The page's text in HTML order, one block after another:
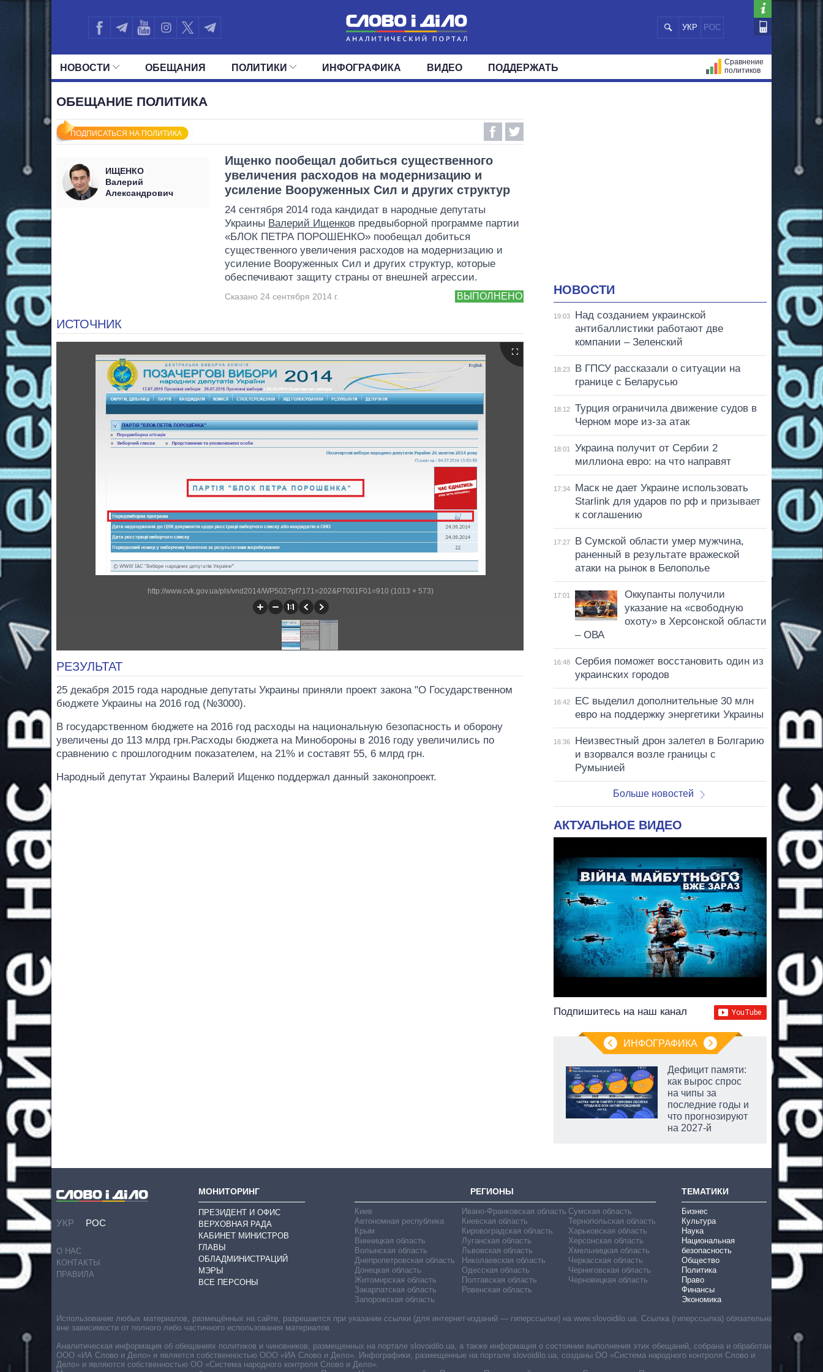
УКР РОС
НОВОСТИ
МИР
ОБЕЩАНИЯ ПОЛИТИКИ
ОКРУГА
ИНФОГРАФИКА ВИДЕО ПОДДЕРЖАТЬ
Сравнение
политиков
ОБЕЩАНИЕ ПОЛИТИКА
ПОДПИСАТЬСЯ НА ПОЛИТИКА
ИЩЕНКО
Валерий
Александрович
Ищенко пообещал добиться существенного
увеличения расходов на модернизацию и
усиление Вооруженных Сил и других структур
24 сентября 2014 года кандидат в народные депутаты
Украины Валерий Ищенков предвыборной программе партии
«БЛОК ПЕТРА ПОРОШЕНКО» пообещал добиться
существенного увеличения расходов на модернизацию и
усиление Вооруженных Сил и других структур, которые
обеспечивают защиту страны от внешней агрессии.
ВЫПОЛНЕНО
Сказано 24 сентября 2014 г.
ИСТОЧНИК
http://www.cvk.gov.ua/pls/vnd2014/WP502?pf7171=202&PT001F01=910 (1013 × 573)
РЕЗУЛЬТАТ
25 декабря 2015 года народные депутаты Украины приняли проект закона "О Государственном
бюджете Украины на 2016 год (№3000).
В государственном бюджете на 2016 год расходы на национальную безопасность и оборону
увеличены до 113 млрд грн.Расходы бюджета на Минобороны в 2016 году увеличились по
сравнению с прошлогодним показателем, на 21% и составят 55, 6 млрд грн.
Народный депутат Украины Валерий Ищенко поддержал данный законопроект.
НОВОСТИ
19:03
Над созданием украинской
антибаллистики работают две
компании – Зеленский
18:23
В ГПСУ рассказали о ситуации на
границе с Беларусью
18:12
Турция ограничила движение судов в
Черном море из-за атак
18:01
Украина получит от Сербии 2
миллиона евро: на что направят
17:34
Маск не дает Украине использовать
Starlink для ударов по рф и призывает
к соглашению
17:27
В Сумской области умер мужчина,
раненный в результате вражеской
атаки на рынок в Белополье
17:01
Оккупанты получили
указание на «свободную
охоту» в Херсонской области
– ОВА
16:48
Сербия поможет восстановить один из
украинских городов
16:42
ЕС выделил дополнительные 30 млн
евро на поддержку энергетики Украины
16:36
Неизвестный дрон залетел в Болгарию
и взорвался возле границы с
Румынией
Больше новостей
АКТУАЛЬНОЕ ВИДЕО
Подпишитесь на наш канал
ИНФОГРАФИКА
Дефицит памяти:
как вырос спрос
на чипы за
последние годы и
что прогнозируют
на 2027-й
УКР РОС
О НАС
КОНТАКТЫ
ПРАВИЛА
МОНИТОРИНГ
ПРЕЗИДЕНТ И ОФИС
ВЕРХОВНАЯ РАДА
КАБИНЕТ МИНИСТРОВ
ГЛАВЫ
ОБЛАДМИНИСТРАЦИЙ
МЭРЫ
ВСЕ ПЕРСОНЫ
РЕГИОНЫ
Киев
Автономная республика
Крым
Винницкая область
Волынская область
Днепропетровская область
Донецкая область
Житомирская область
Закарпатская область
Запорожская область
Ивано-Франковская область
Киевская область
Кировоградская область
Луганская область
Львовская область
Николаевская область
Одесская область
Полтавская область
Ровенская область
Сумская область
Тернопольская область
Харьковская область
Херсонская область
Хмельницкая область
Черкасская область
Черниговская область
Черновицкая область
ТЕМАТИКИ
Бизнес
Культура
Наука
Национальная
безопасность
Общество
Политика
Право
Финансы
Экономика
Использование любых материалов, размещённых на сайте, разрешается при указании ссылки (для интернет-изданий — гиперссылки) на www.slovoidilo.ua. Ссылка (гиперссылка) обязательна
вне зависимости от полного либо частичного использования материалов.
Аналитическая информация об обещаниях политиков и чиновников, размещенных на портале slovoidilo.ua, а также информация о состоянии выполнения этих обещаний, собрана и обработана
ООО «ИА Слово и Дело» и является собственностью ООО «ИА Слово и Дело». Инфографики, размещенные на портале slovoidilo.ua, созданы ОО «Система народного контроля Слово и
Дело» и являются собственностью ОО «Система народного контроля Слово и Дело».